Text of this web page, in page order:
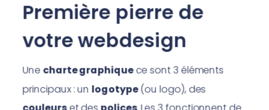
Première pierre de
votre webdesign
Une charte graphiquece sont 3 éléments
principaux : unlogotype(ou logo), des